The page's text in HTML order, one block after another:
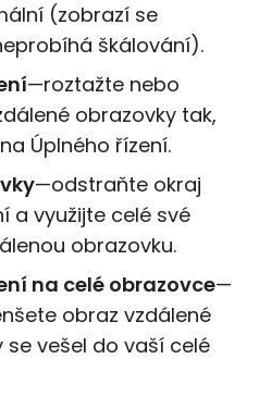
(zobrazí se
škálování).
—roztažte nebo
obrazovky tak,
Úplného řízení.
—odstraňte okraj
a využijte celé své
obrazovku.
na celé obrazovce—
obraz vzdálené
vešel do vaší celé